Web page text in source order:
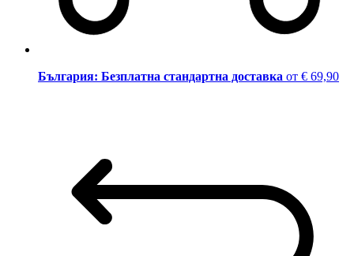
България: Безплатна стандартна доставка от € 69,90